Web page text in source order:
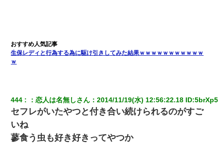
放置子が病院送りになったらしい → 俺（二度と帰ってくるなよ…
嫁を半身不随にしやがった恨みは、正直こんなもんじゃ晴れな
い）
デパートの外商『私さんだと名乗る女が、ツケで宝石を買おうと
していて…』私「！？」→ 翌日。ママ友たちの様子が微妙におか
しくなり・・・
生保レディと行為する為に駆け引きしてみた結果ｗｗｗｗｗｗｗｗｗｗｗ
ｗ
444 ：恋人は名無しさん ：2014/11/19(水) 12:56:22.18 ID:
セフレがいたやつと付き合い続けられるのがすご
いね
蓼食う虫も好き好きってやつか